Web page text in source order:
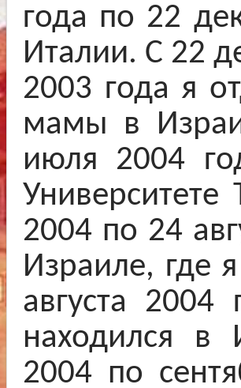
года по 22
Италии. С 22
2003 года я
мамы в
июля 2004
2004 по 24
Израиле, где
августа
находился в
2004 по